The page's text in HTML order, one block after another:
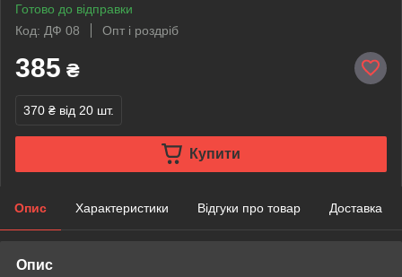
Готово до відправки
Код: ДФ 08
Опт і роздріб
385 ₴
370 ₴ від 20 шт.
Купити
Опис Характеристики Відгуки про товар Доставка
Опис